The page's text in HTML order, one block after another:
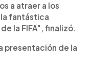
a atraer a los
fantástica
la FIFA", finalizó.
presentación de la